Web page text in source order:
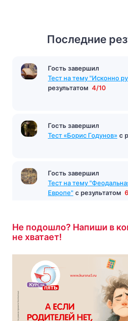
Последние
Гость завершил
Тест на тему "Исконно
результатом 4/10
Гость завершил
Тест «Борис Годунов» с
Гость завершил
Тест на тему
Европе" с результатом
Не подошло? Напиши в
не хватает!